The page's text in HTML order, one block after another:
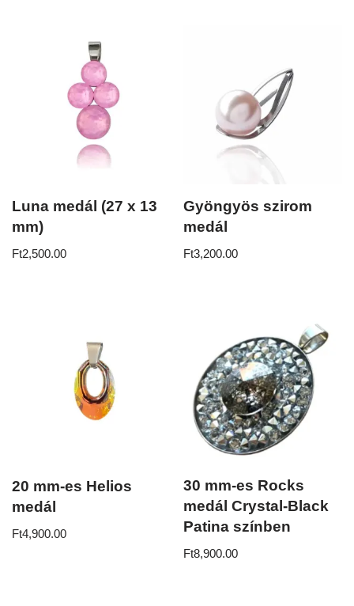
Luna medál (27 x 13
mm)
Ft2,500.00
Gyöngyös szirom
medál
Ft3,200.00
20 mm-es Helios
medál
Ft4,900.00
30 mm-es Rocks
medál Crystal-Black
Patina színben
Ft8,900.00